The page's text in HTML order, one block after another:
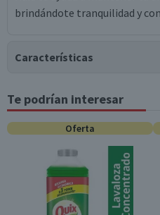
brindándote tranquilidad y
Características
Tipo de Producto
Insecticidas
Material
Dimensiones
13 x 5 x 17 cm
Contenido
Te podrían interesar
Oferta